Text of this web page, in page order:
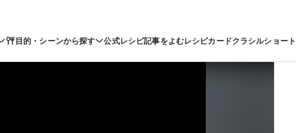
目的・シーンから探す 公式レシピ記事をよむレシピカードクラシルショート